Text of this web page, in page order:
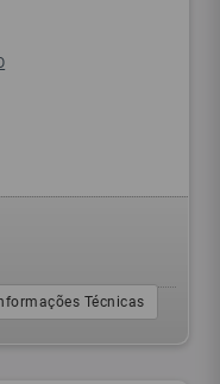
Técnicas